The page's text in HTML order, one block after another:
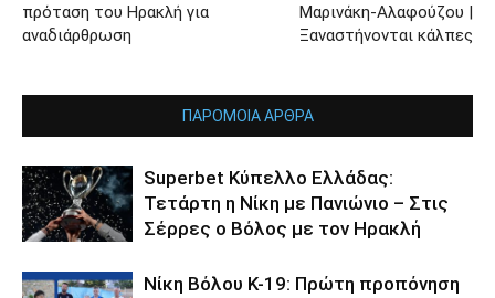
πρόταση του Ηρακλή για
αναδιάρθρωση
Μαρινάκη-Αλαφούζου |
Ξαναστήνονται κάλπες
ΠΑΡΟΜΟΙΑ ΑΡΘΡΑ
Superbet Κύπελλο Ελλάδας:
Τετάρτη η Νίκη με Πανιώνιο – Στις
Σέρρες ο Βόλος με τον Ηρακλή
Νίκη Βόλου Κ-19: Πρώτη προπόνηση